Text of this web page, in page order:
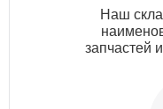
Наш
запчастей